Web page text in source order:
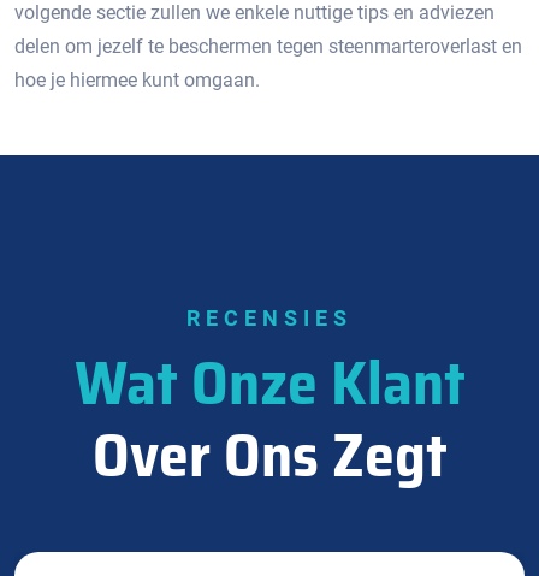
volgende sectie zullen we enkele nuttige tips en adviezen
delen om jezelf te beschermen tegen steenmarteroverlast en
hoe je hiermee kunt omgaan.​
RECENSIES
Wat Onze Klant
Over Ons Zegt